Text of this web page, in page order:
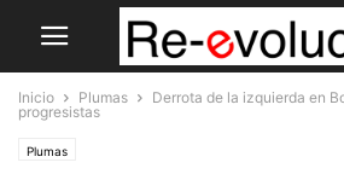
Inicio Plumas
Derrota de la izquierda en
progresistas
Plumas